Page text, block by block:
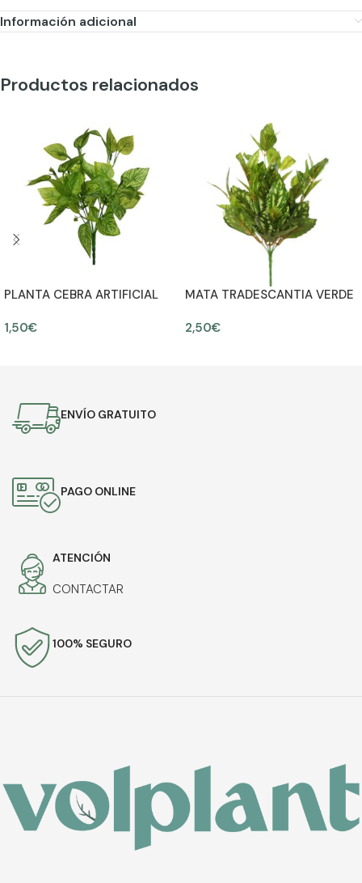
Información adicional
Productos relacionados
PLANTA CEBRA ARTIFICIAL
1,50€
MATA TRADESCANTIA VERDE
2,50€
ENVÍO GRATUITO
PAGO ONLINE
ATENCIÓN
CONTACTAR
100% SEGURO